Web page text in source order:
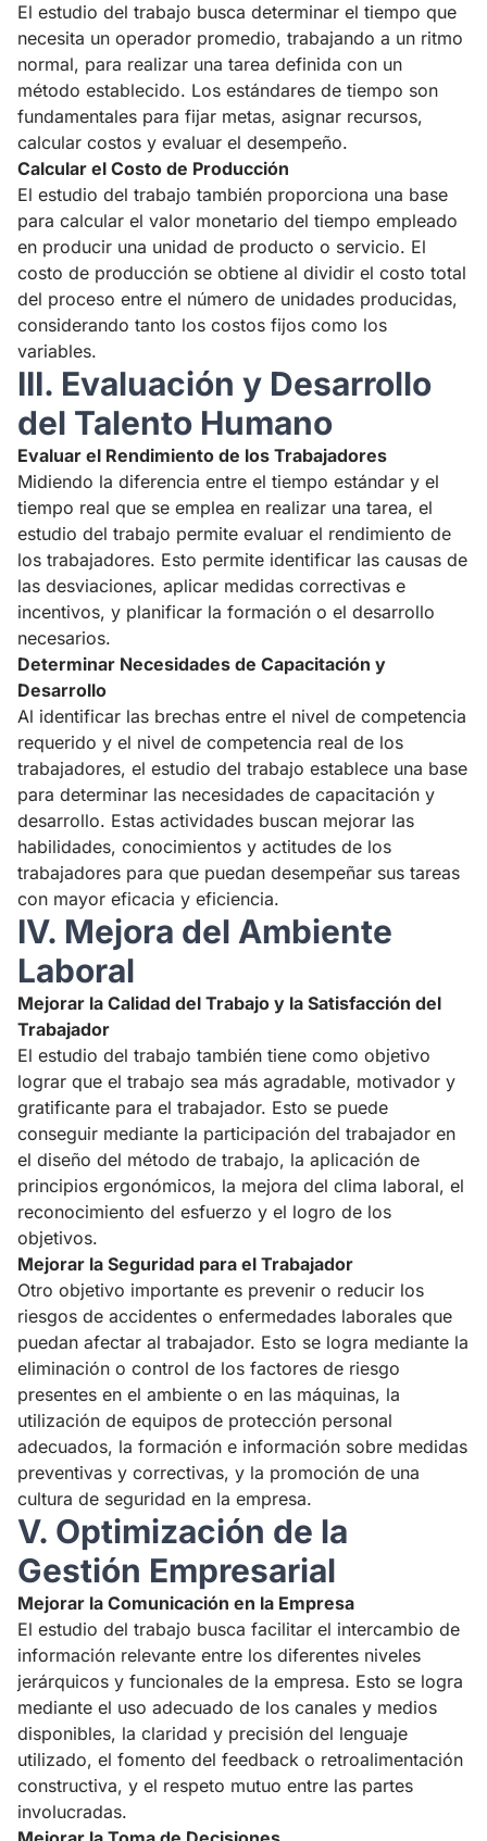
El estudio del trabajo busca determinar el tiempo que
necesita un operador promedio, trabajando a un ritmo
normal, para realizar una tarea definida con un
método establecido. Los estándares de tiempo son
fundamentales para fijar metas, asignar recursos,
calcular costos y evaluar el desempeño.
Calcular el Costo de Producción
El estudio del trabajo también proporciona una base
para calcular el valor monetario del tiempo empleado
en producir una unidad de producto o servicio. El
costo de producción se obtiene al dividir el costo total
del proceso entre el número de unidades producidas,
considerando tanto los costos fijos como los
variables.
III. Evaluación y Desarrollo
del Talento Humano
Evaluar el Rendimiento de los Trabajadores
Midiendo la diferencia entre el tiempo estándar y el
tiempo real que se emplea en realizar una tarea, el
estudio del trabajo permite evaluar el rendimiento de
los trabajadores. Esto permite identificar las causas de
las desviaciones, aplicar medidas correctivas e
incentivos, y planificar la formación o el desarrollo
necesarios.
Determinar Necesidades de Capacitación y
Desarrollo
Al identificar las brechas entre el nivel de competencia
requerido y el nivel de competencia real de los
trabajadores, el estudio del trabajo establece una base
para determinar las necesidades de capacitación y
desarrollo. Estas actividades buscan mejorar las
habilidades, conocimientos y actitudes de los
trabajadores para que puedan desempeñar sus tareas
con mayor eficacia y eficiencia.
IV. Mejora del Ambiente
Laboral
Mejorar la Calidad del Trabajo y la Satisfacción del
Trabajador
El estudio del trabajo también tiene como objetivo
lograr que el trabajo sea más agradable, motivador y
gratificante para el trabajador. Esto se puede
conseguir mediante la participación del trabajador en
el diseño del método de trabajo, la aplicación de
principios ergonómicos, la mejora del clima laboral, el
reconocimiento del esfuerzo y el logro de los
objetivos.
Mejorar la Seguridad para el Trabajador
Otro objetivo importante es prevenir o reducir los
riesgos de accidentes o enfermedades laborales que
puedan afectar al trabajador. Esto se logra mediante la
eliminación o control de los factores de riesgo
presentes en el ambiente o en las máquinas, la
utilización de equipos de protección personal
adecuados, la formación e información sobre medidas
preventivas y correctivas, y la promoción de una
cultura de seguridad en la empresa.
V. Optimización de la
Gestión Empresarial
Mejorar la Comunicación en la Empresa
El estudio del trabajo busca facilitar el intercambio de
información relevante entre los diferentes niveles
jerárquicos y funcionales de la empresa. Esto se logra
mediante el uso adecuado de los canales y medios
disponibles, la claridad y precisión del lenguaje
utilizado, el fomento del feedback o retroalimentación
constructiva, y el respeto mutuo entre las partes
involucradas.